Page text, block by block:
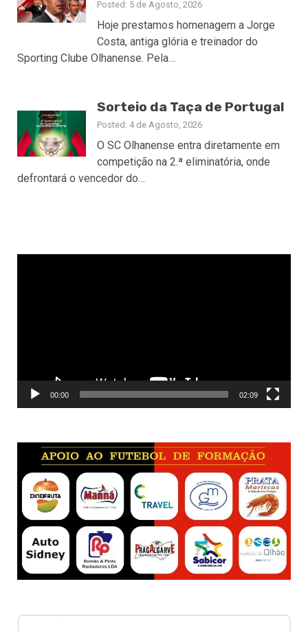
Posted: 5 de Agosto, 2026
Hoje prestamos homenagem a Jorge
Costa, antiga glória e treinador do
Sporting Clube Olhanense. Pela…
Sorteio da Taça de Portugal
Posted: 4 de Agosto, 2026
O SC Olhanense entra diretamente em
competição na 2.ª eliminatória, onde
defrontará o vencedor do…
00:00 02:09